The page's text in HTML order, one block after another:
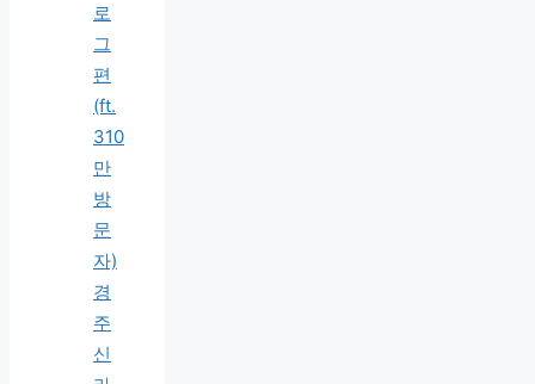
로
그
편
(ft.
310
만
방
문
자)
경
주
신